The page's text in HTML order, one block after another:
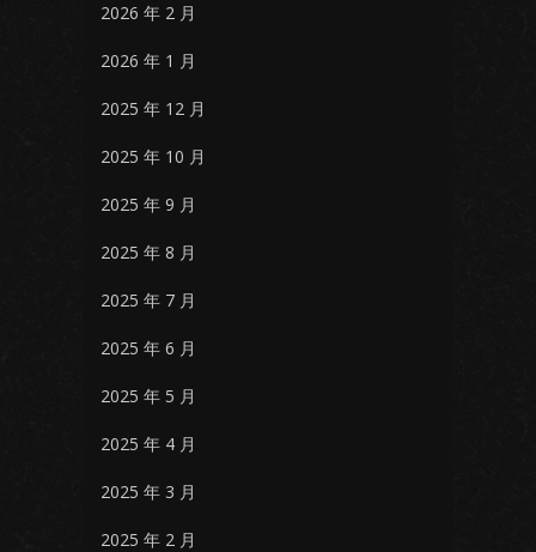
2026 年 2 月
2026 年 1 月
2025 年 12 月
2025 年 10 月
2025 年 9 月
2025 年 8 月
2025 年 7 月
2025 年 6 月
2025 年 5 月
2025 年 4 月
2025 年 3 月
2025 年 2 月